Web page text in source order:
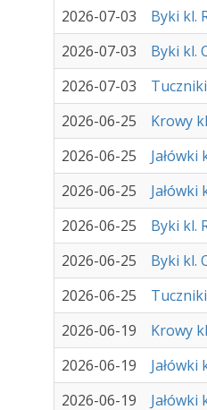
2026-07-03
Byki kl.
2026-07-03
Byki kl.
2026-07-03
2026-06-25
Krowy
2026-06-25
Jałówki
2026-06-25
Jałówki
2026-06-25
Byki kl.
2026-06-25
Byki kl.
2026-06-25
2026-06-19
Krowy
2026-06-19
Jałówki
2026-06-19
Jałówki